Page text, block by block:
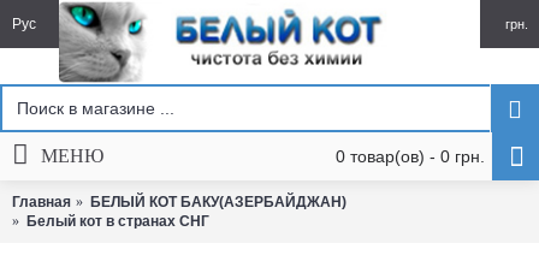
Рус грн.
0 товар(ов) - 0 грн.
МЕНЮ
Главная
БЕЛЫЙ КОТ БАКУ(АЗЕРБАЙДЖАН)
Белый кот в странах СНГ